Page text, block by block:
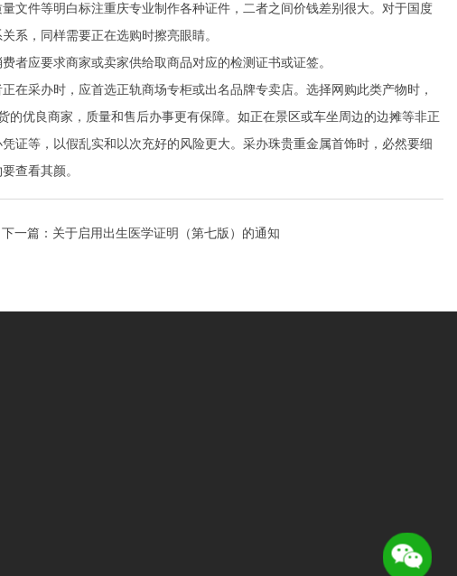
文件等明白标注重庆专业制作各种证件 ，二者之间价钱差别很大。对于国度
系，同样需要正在选购时擦亮眼睛。
应要求商家或卖家供给取商品对应的检测证书或证签。
采办时，应首选正轨商场专柜或出名品牌专卖店。选择网购此类产物时，
优良商家，质量和售后办事更有保障。如正在景区或车坐周边的边摊等非正
证等，以假乱实和以次充好的风险更大。采办珠贵重金属首饰时，必然要细
查看其颜。
下一篇： 关于启用出生医学证明（第七版）的通知